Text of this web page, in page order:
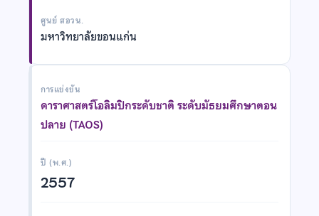
ศูนย์ สอวน.
มหาวิทยาลัยขอนแก่น
การแข่งขัน
ดาราศาสตร์โอลิมปิกระดับชาติ ระดับมัธยมศึกษาตอน
ปลาย (TAOS)
ปี (พ.ศ.)
2557